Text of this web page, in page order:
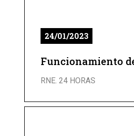
24/01/2023
Funcionamiento
RNE. 24 HORAS